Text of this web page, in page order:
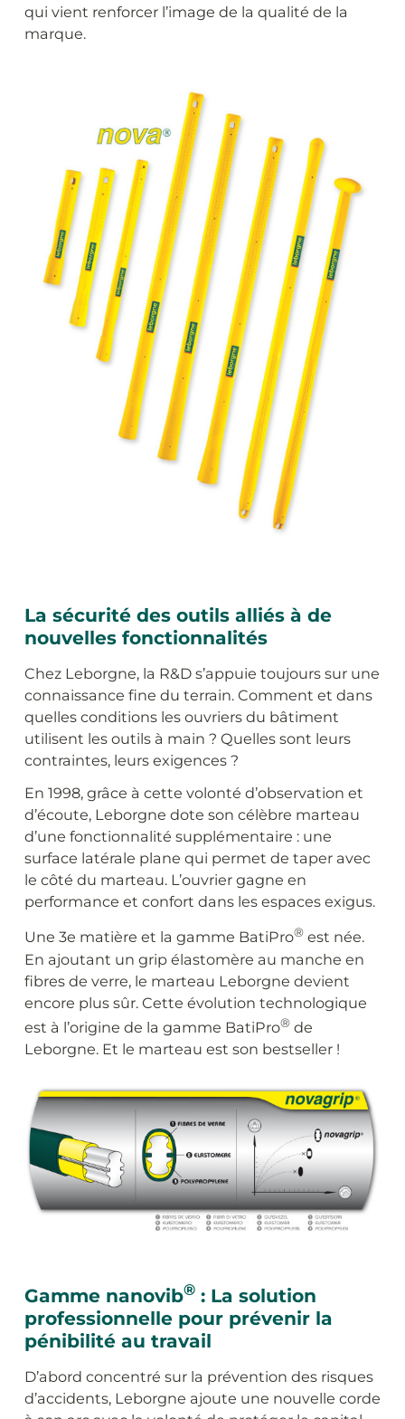
qui vient renforcer l’image de la qualité de la
marque.
La sécurité des outils alliés à de
nouvelles fonctionnalités
Chez Leborgne, la R&D s’appuie toujours sur une
connaissance fine du terrain. Comment et dans
quelles conditions les ouvriers du bâtiment
utilisent les outils à main ? Quelles sont leurs
contraintes, leurs exigences ?
En 1998, grâce à cette volonté d’observation et
d’écoute, Leborgne dote son célèbre marteau
d’une fonctionnalité supplémentaire : une
surface latérale plane qui permet de taper avec
le côté du marteau. L’ouvrier gagne en
performance et confort dans les espaces exigus.
Une 3e matière et la gamme BatiPro®est née.
En ajoutant un grip élastomère au manche en
fibres de verre, le marteau Leborgne devient
encore plus sûr. Cette évolution technologique
est à l’origine de la gamme BatiPro®de
Leborgne. Et le marteau est son bestseller !
Gamme nanovib®: La solution
professionnelle pour prévenir la
pénibilité au travail
D’abord concentré sur la prévention des risques
d’accidents, Leborgne ajoute une nouvelle corde